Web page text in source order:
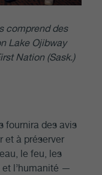
comprend des
Lake Ojibway
Nation (Sask.)
fournira des avis
et à préserver
le feu, les
et l’humanité —